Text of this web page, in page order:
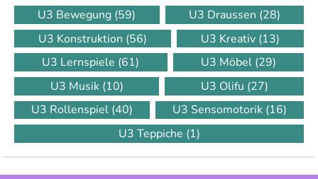
U3 Bewegung (59) U3 Draussen (28)
U3 Konstruktion (56) U3 Kreativ (13)
U3 Lernspiele (61) U3 Möbel (29)
U3 Musik (10) U3 Olifu (27)
U3 Rollenspiel (40) U3 Sensomotorik (16)
U3 Teppiche (1)